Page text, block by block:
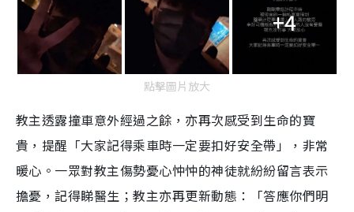
+4
點擊圖片放大
教主透露撞車意外經過之餘，亦再次感受到生命的寶
貴，提醒「大家記得乘車時一定要扣好安全帶」，非常
暖心。一眾對教主傷勢憂心忡忡的神徒就紛紛留言表示
擔憂，記得睇醫生；教主亦再更新動態：「答應你們明